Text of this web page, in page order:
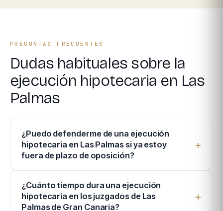
PREGUNTAS FRECUENTES
Dudas habituales sobre la
ejecución hipotecaria en Las
Palmas
¿Puedo defenderme de una ejecución
hipotecaria en Las Palmas si ya estoy
fuera de plazo de oposición?
¿Cuánto tiempo dura una ejecución
hipotecaria en los juzgados de Las
Palmas de Gran Canaria?